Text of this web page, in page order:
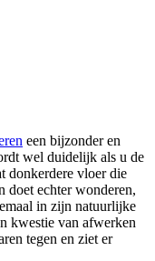
een bijzonder en
wel duidelijk als u de
donkerdere vloer die
doet echter wonderen,
in zijn natuurlijke
kwestie van afwerken
tegen en ziet er